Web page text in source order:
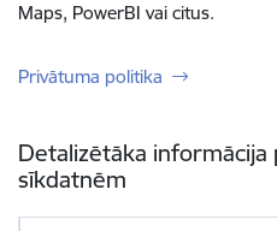
Maps, PowerBI vai citus.
Privātuma politika
Detalizētāka
sīkdatnēm